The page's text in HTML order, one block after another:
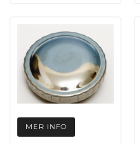
MER INFO